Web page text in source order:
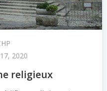
2020
religieux